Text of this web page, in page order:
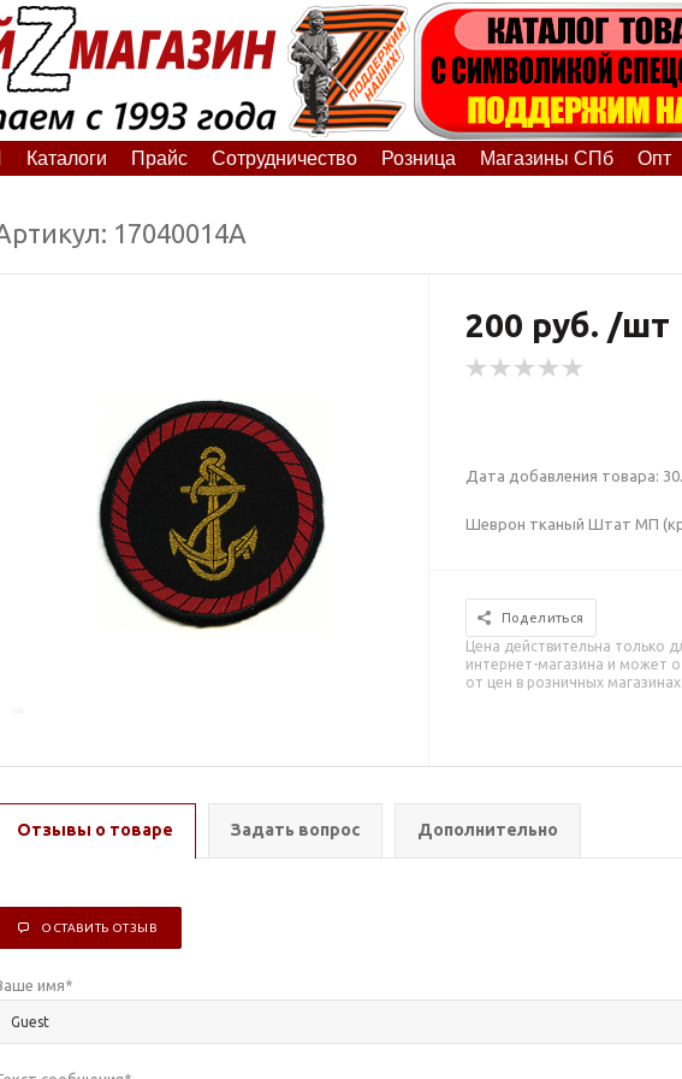
Каталоги Прайс Сотрудничество Розница Магазины СПб Опт
17040014А
200 руб. /шт
Дата добавления товара:
Шеврон тканый Штат МП
Поделиться
Цена действительна только
интернет-магазина и может
от цен в розничных магазинах
Отзывы о товаре Задать вопрос Дополнительно
ОСТАВИТЬ ОТЗЫВ
имя*